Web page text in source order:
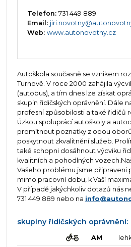
Telefon: 731 449 889
Email:
Web: www.autonovotny.cz
Autoškola současně se vznikem
Turnově. V roce 2000 zahájila
(autobus), a tím dnes lze získat
skupin řidičských oprávnění. Dále
profesní způsobilosti a také řidičů
Úzkou spoluprácí autoškoly a
promítnout poznatky z obou
poskytnout zkvalitnění služeb.
také schopni dosáhnout výcviku
kvalitních a pohodlných
Vašeho problému jsme připraveni
mimo pracovní dobu, k Vaší
V případě jakýchkoliv dotazů nás
731 449 889 nebo na
skupiny řidičských oprávnění:
AM